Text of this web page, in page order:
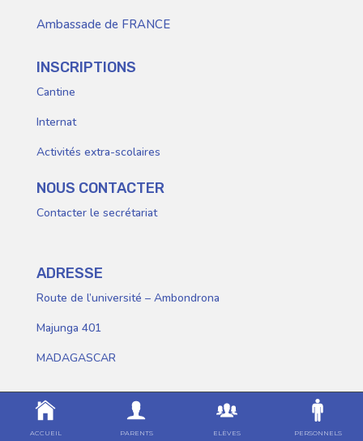
Ambassade de FRANCE
INSCRIPTIONS
Cantine
Internat
Activités extra-scolaires
NOUS CONTACTER
Contacter le secrétariat
ADRESSE
Route de l’université – Ambondrona
Majunga 401
MADAGASCAR
ACCUEIL PARENTS ELÈVES PERSONNELS